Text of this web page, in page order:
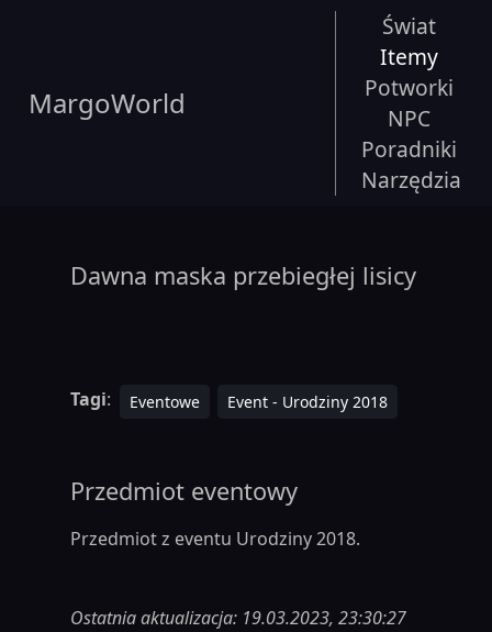
MargoWorld
Świat
Itemy
Potworki
NPC
Poradniki
Narzędzia
Dawna maska przebiegłej lisicy
Tagi: Eventowe Event - Urodziny 2018
Przedmiot eventowy
Przedmiot z eventu Urodziny 2018.
Ostatnia aktualizacja: 19.03.2023, 23:30:27